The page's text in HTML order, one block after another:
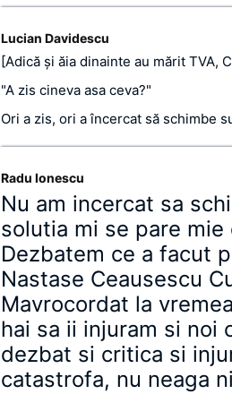
Lucian Davidescu
[Adică şi ăia dinainte au mărit TVA,
"A zis cineva asa ceva?"
Ori a zis, ori a încercat să schimbe
Radu Ionescu
Nu am incercat sa
solutia mi se pare
Dezbatem ce a facut
Nastase Ceausescu
Mavrocordat la
hai sa ii injuram si noi
dezbat si critica si
catastrofa, nu neaga